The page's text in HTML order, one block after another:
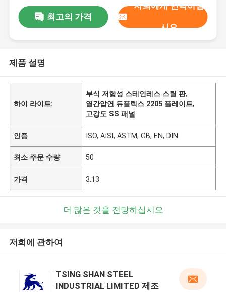
최고의 가격
저희에게 연락하십
시오
제품 설명
하이 라이트:
부식 저항성 스테인레스 스틸 판,
열간압연 듀플렉스 2205 플레이트,
고강도 SS 패널
인증 ISO, AISI, ASTM, GB, EN, DIN
최소 주문 수량 50
가격 3.13
더 많은 것을 전망하십시오
저희에 관하여
TSING SHAN STEEL
INDUSTRIAL LIMITED 제조